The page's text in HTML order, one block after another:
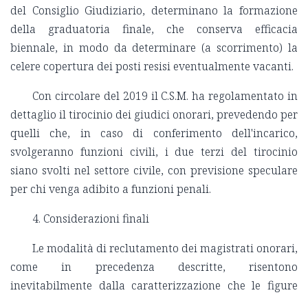
del Consiglio Giudiziario, determinano la formazione
della graduatoria finale, che conserva efficacia
biennale, in modo da determinare (a scorrimento) la
celere copertura dei posti resisi eventualmente vacanti.
Con circolare del 2019 il C.S.M. ha regolamentato in
dettaglio il tirocinio dei giudici onorari, prevedendo per
quelli che, in caso di conferimento dell'incarico,
svolgeranno funzioni civili, i due terzi del tirocinio
siano svolti nel settore civile, con previsione speculare
per chi venga adibito a funzioni penali.
4. Considerazioni finali
Le modalità di reclutamento dei magistrati onorari,
come in precedenza descritte, risentono
inevitabilmente dalla caratterizzazione che le figure